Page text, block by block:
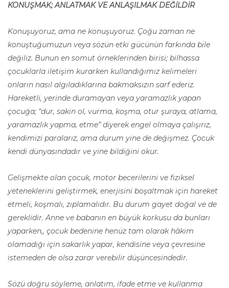
KONUŞMAK; ANLATMAK VE ANLAŞILMAK DEĞİLDİR
Konuşuyoruz, ama ne konuşuyoruz. Çoğu zaman ne
konuştuğumuzun veya sözün etki gücünün farkında bile
değiliz. Bunun en somut örneklerinden birisi; bilhassa
çocuklarla iletişim kurarken kullandığımız kelimeleri
onların nasıl algıladıklarına bakmaksızın sarf ederiz.
Hareketli, yerinde duramayan veya yaramazlık yapan
çocuğa; “dur, sakin ol, vurma, koşma, otur şuraya, atlama,
yaramazlık yapma, etme” diyerek engel olmaya çalışırız,
kendimizi paralarız, ama durum yine de değişmez. Çocuk
kendi dünyasındadır ve yine bildiğini okur.
Gelişmekte olan çocuk, motor becerilerini ve fiziksel
yeteneklerini geliştirmek, enerjisini boşaltmak için hareket
etmeli, koşmalı, zıplamalıdır. Bu durum gayet doğal ve de
gereklidir. Anne ve babanın en büyük korkusu da bunları
yaparken,, çocuk bedenine henüz tam olarak hâkim
olamadığı için sakarlık yapar, kendisine veya çevresine
istemeden de olsa zarar verebilir düşüncesindedir.
Sözü doğru söyleme, anlatım, ifade etme ve kullanma